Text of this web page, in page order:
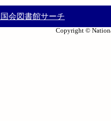
会図書館サーチ
Copyright ©